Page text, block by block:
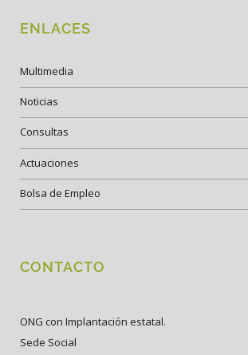
ENLACES
Multimedia
Noticias
Consultas
Actuaciones
Bolsa de Empleo
CONTACTO
ONG con Implantación estatal.
Sede Social